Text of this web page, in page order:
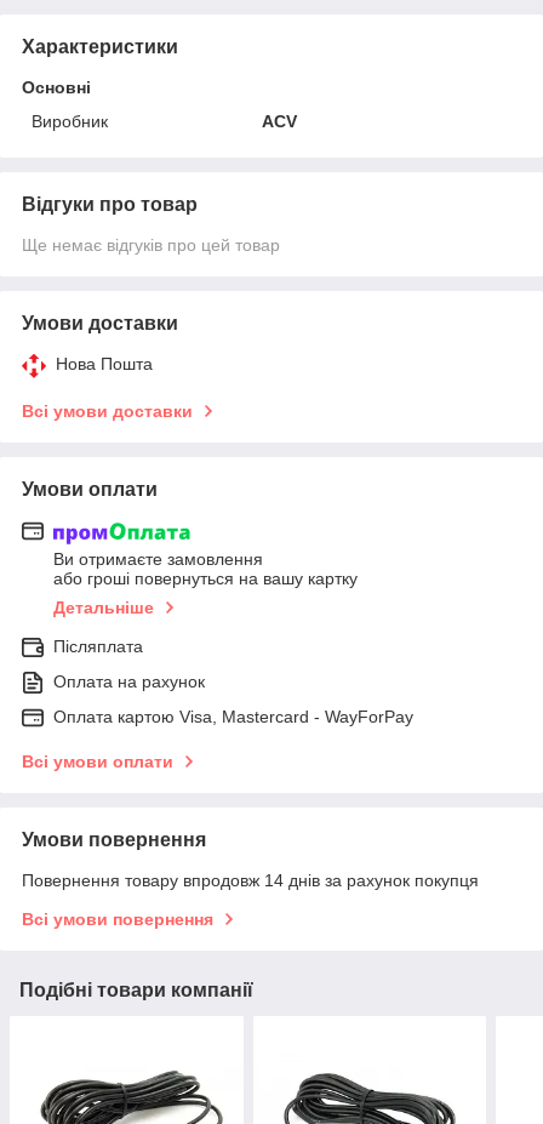
Характеристики
Основні
Виробник
ACV
Відгуки про товар
Ще немає відгуків про цей товар
Умови доставки
Нова Пошта
Всі умови доставки
Умови оплати
Ви отримаєте замовлення
або гроші повернуться на вашу картку
Детальніше
Післяплата
Оплата на рахунок
Оплата картою Visa, Mastercard - WayForPay
Всі умови оплати
Умови повернення
Повернення товару впродовж 14 днів за рахунок покупця
Всі умови повернення
Подібні товари компанії